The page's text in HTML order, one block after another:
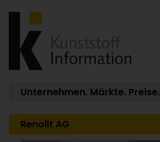
Unternehmen. Märkte. Preise.
Renolit AG